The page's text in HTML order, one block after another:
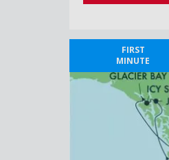
FIRST
MINUTE